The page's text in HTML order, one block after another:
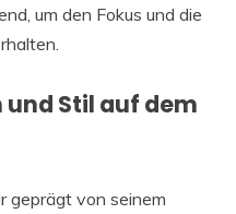
um den Fokus und die
Stil auf dem
geprägt von seinem